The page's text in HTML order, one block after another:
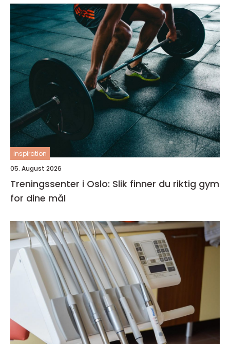
inspiration
05. August 2026
Treningssenter i Oslo: Slik finner du riktig gym
for dine mål